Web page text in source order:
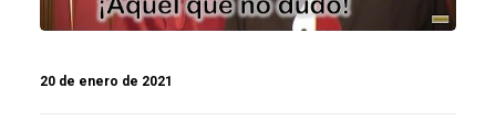
20 de enero de 2021